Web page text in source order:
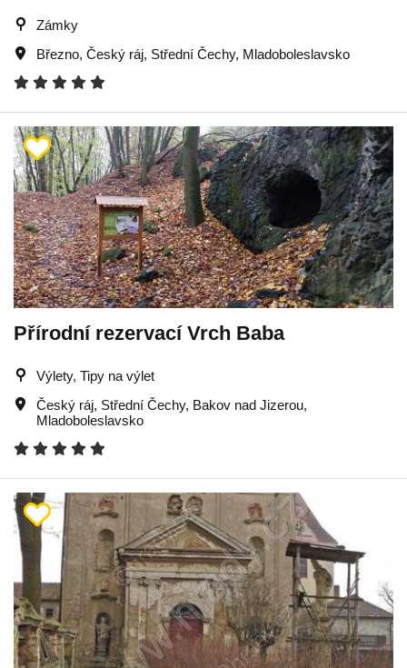
Zámky
Březno, Český ráj, Střední Čechy, Mladoboleslavsko
Přírodní rezervací Vrch Baba
Výlety, Tipy na výlet
Český ráj, Střední Čechy, Bakov nad Jizerou,
Mladoboleslavsko